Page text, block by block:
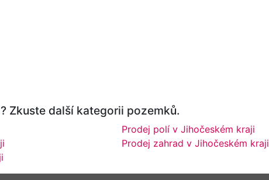
Zkuste další kategorii pozemků.
Prodej polí v Jihočeském kraji
Prodej zahrad v Jihočeském kraji